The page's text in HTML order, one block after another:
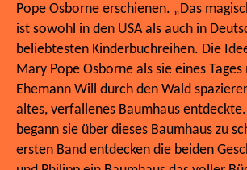
Pope Osborne erschienen. „Das
ist sowohl in den USA als auch in
beliebtesten Kinderbuchreihen. Die
Mary Pope Osborne als sie eines
Ehemann Will durch den Wald
altes, verfallenes Baumhaus
begann sie über dieses Baumhaus zu
ersten Band entdecken die beiden